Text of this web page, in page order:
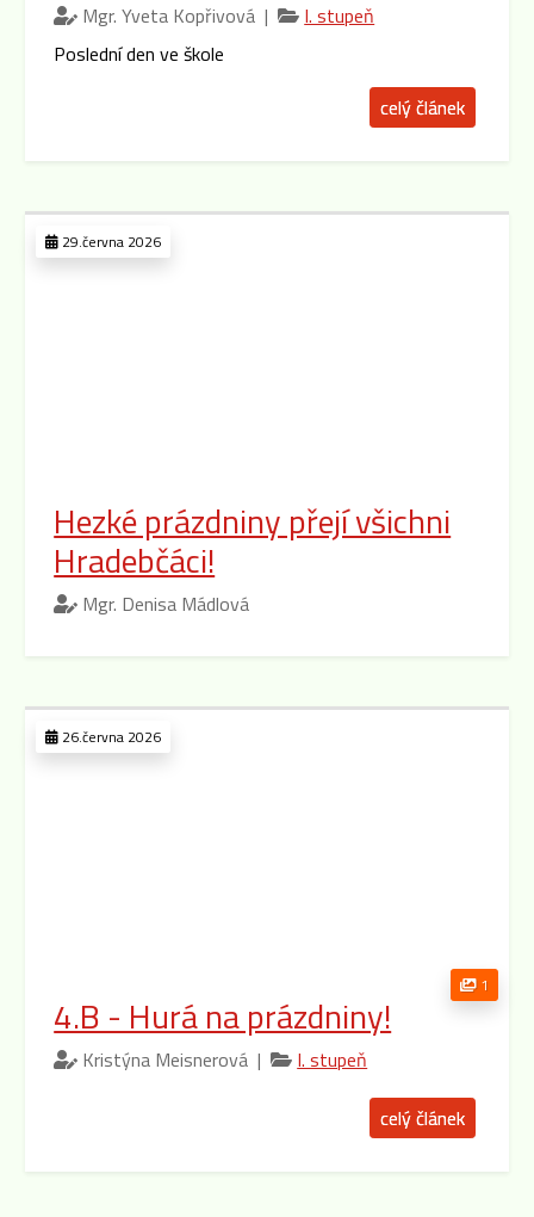
Mgr. Yveta Kopřivová |
I. stupeň
Poslední den ve škole
celý článek
29.června 2026
Hezké prázdniny přejí všichni
Hradebčáci!
Mgr. Denisa Mádlová
26.června 2026
1
4.B - Hurá na prázdniny!
Kristýna Meisnerová | I. stupeň
celý článek